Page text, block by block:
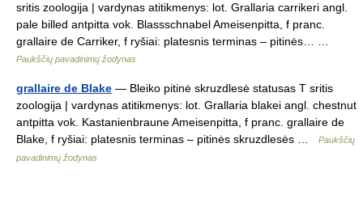
sritis zoologija | vardynas atitikmenys: lot. Grallaria carrikeri angl.
pale billed antpitta vok. Blassschnabel Ameisenpitta, f pranc.
grallaire de Carriker, f ryšiai: platesnis terminas – pitinės… …
Paukščių pavadinimų žodynas
grallaire de Blake — Bleiko pitinė skruzdlesė statusas T sritis
zoologija | vardynas atitikmenys: lot. Grallaria blakei angl. chestnut
antpitta vok. Kastanienbraune Ameisenpitta, f pranc. grallaire de
Blake, f ryšiai: platesnis terminas – pitinės skruzdlesės …
Paukščių
pavadinimų žodynas